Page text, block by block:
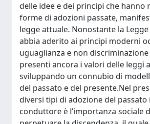
delle idee e dei principi che hanno
forme di adozioni passate,
legge attuale. Nonostante la Legge
abbia aderito ai principi moderni
uguaglianza e non
presenti ancora i valori delle leggi
sviluppando un connubio di
del passato e del presente.Nel
diversi tipi di adozione del passato
conduttore è l’importanza sociale